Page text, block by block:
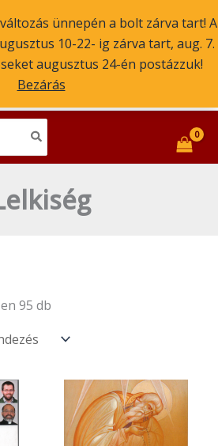
ünnepén a bolt zárva tart! A
10-22- ig zárva tart, aug. 7.
augusztus 24-én postázzuk!
Bezárás
és Kegytárgybolt
kegytárgyak
Main
95 db